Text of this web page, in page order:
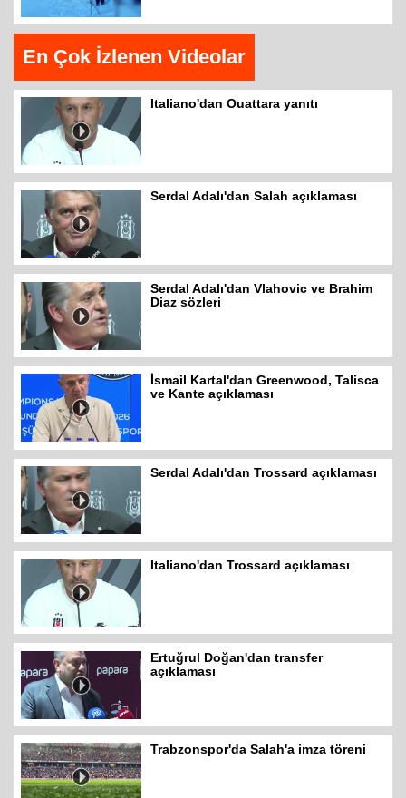
En Çok İzlenen Videolar
Italiano'dan Ouattara yanıtı
Serdal Adalı'dan Salah açıklaması
Serdal Adalı'dan Vlahovic ve Brahim
Diaz sözleri
İsmail Kartal'dan Greenwood, Talisca
ve Kante açıklaması
Serdal Adalı'dan Trossard açıklaması
Italiano'dan Trossard açıklaması
Ertuğrul Doğan'dan transfer
açıklaması
Trabzonspor'da Salah'a imza töreni